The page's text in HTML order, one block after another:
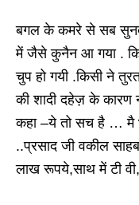
बगल के कमरे से सब
में जैसे कुनैन आ गया .
चुप हो गयी .किसी ने
की शादी दहेज़ के कारण
कहा –ये तो सच है … मै
..प्रसाद जी वकील
लाख रूपये,साथ में टी